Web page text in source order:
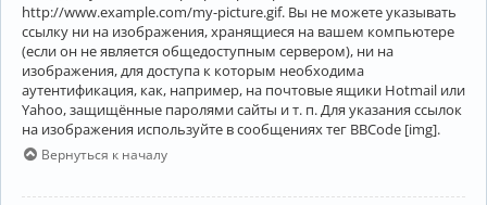
http://www.example.com/my-picture.gif. Вы не можете указывать
ссылку ни на изображения, хранящиеся на вашем компьютере
(если он не является общедоступным сервером), ни на
изображения, для доступа к которым необходима
аутентификация, как, например, на почтовые ящики Hotmail или
Yahoo, защищённые паролями сайты и т. п. Для указания ссылок
на изображения используйте в сообщениях тег BBCode [img].
Вернуться к началу